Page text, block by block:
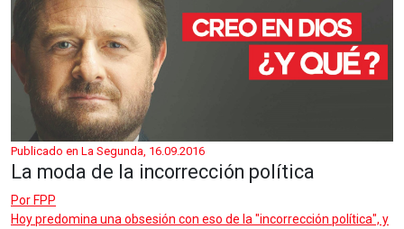
Publicado en La Segunda, 16.09.2016
La moda de la incorrección política
Por FPP
Hoy predomina una obsesión con eso de la "incorrección política", y